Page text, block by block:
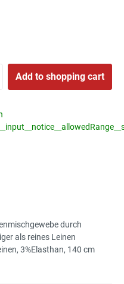
Add to shopping cart
durch
als reines Leinen
3%Elasthan, 140 cm